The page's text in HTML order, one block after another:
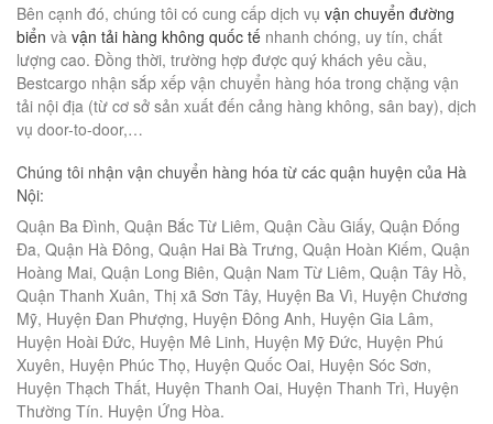
Bên cạnh đó, chúng tôi có cung cấp dịch vụ vận chuyển đường
biển và vận tải hàng không quốc tế nhanh chóng, uy tín, chất
lượng cao. Đồng thời, trường hợp được quý khách yêu cầu,
Bestcargo nhận sắp xếp vận chuyển hàng hóa trong chặng vận
tải nội địa (từ cơ sở sản xuất đến cảng hàng không, sân bay), dịch
vụ door-to-door,…
Chúng tôi nhận vận chuyển hàng hóa từ các quận huyện của Hà
Nội:
Quận Ba Đình, Quận Bắc Từ Liêm, Quận Cầu Giấy, Quận Đống
Đa, Quận Hà Đông, Quận Hai Bà Trưng, Quận Hoàn Kiếm, Quận
Hoàng Mai, Quận Long Biên, Quận Nam Từ Liêm, Quận Tây Hồ,
Quận Thanh Xuân, Thị xã Sơn Tây, Huyện Ba Vì, Huyện Chương
Mỹ, Huyện Đan Phượng, Huyện Đông Anh, Huyện Gia Lâm,
Huyện Hoài Đức, Huyện Mê Linh, Huyện Mỹ Đức, Huyện Phú
Xuyên, Huyện Phúc Thọ, Huyện Quốc Oai, Huyện Sóc Sơn,
Huyện Thạch Thất, Huyện Thanh Oai, Huyện Thanh Trì, Huyện
Thường Tín. Huyện Ứng Hòa.